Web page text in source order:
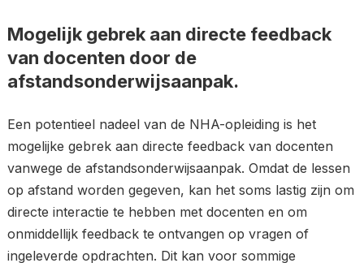
Mogelijk gebrek aan directe feedback
van docenten door de
afstandsonderwijsaanpak.
Een potentieel nadeel van de NHA-opleiding is het
mogelijke gebrek aan directe feedback van docenten
vanwege de afstandsonderwijsaanpak. Omdat de lessen
op afstand worden gegeven, kan het soms lastig zijn om
directe interactie te hebben met docenten en om
onmiddellijk feedback te ontvangen op vragen of
ingeleverde opdrachten. Dit kan voor sommige